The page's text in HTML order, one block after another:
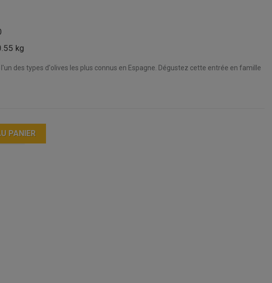
kg
des types d'olives les plus connus en Espagne. Dégustez cette entrée en famille
PANIER